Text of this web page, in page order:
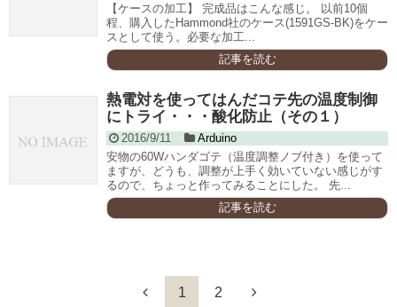
【ケースの加工】 完成品はこんな感じ。 以前10個
程、購入したHammond社のケース(1591GS-BK)をケー
スとして使う。必要な加工...
記事を読む
熱電対を使ってはんだコテ先の温度制御
にトライ・・・酸化防止（その１）
2016/9/11
Arduino
安物の60Wハンダゴテ（温度調整ノブ付き）を使って
ますが、どうも、調整が上手く効いていない感じがす
るので、ちょっと作ってみることにした。 先...
記事を読む
1 2